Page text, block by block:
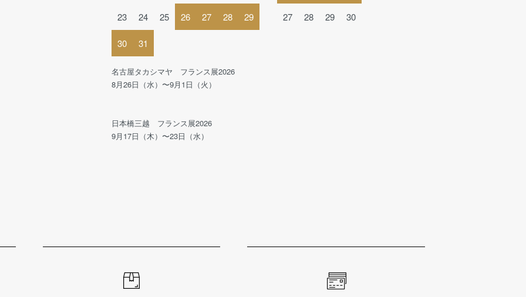
23 24 25 26 27 28 29
30 31
27 28 29 30
名古屋タカシマヤ フランス展2026
8月26日（水）〜9月1日（火）
日本橋三越 フランス展2026
9月17日（木）〜23日（水）